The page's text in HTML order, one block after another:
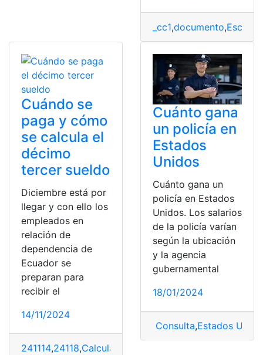
_cc1,documento,Escala
Cuándo se
paga y cómo
se calcula el
décimo
tercer sueldo
Diciembre está por
llegar y con ello los
empleados en
relación de
dependencia de
Ecuador se
preparan para
recibir el
14/11/2024
241114,24118,Calcula
Cuánto gana
un policía en
Estados
Unidos
Cuánto gana un
policía en Estados
Unidos. Los salarios
de la policía varían
según la ubicación
y la agencia
gubernamental
18/01/2024
Consulta,Estados